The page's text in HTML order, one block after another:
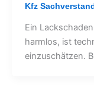
Kfz
Ein
harmlos, ist
einzuschätzen.